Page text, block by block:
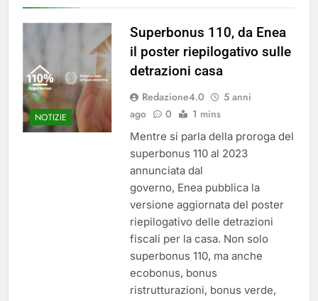
5 Mesi Ago
⚠️ Emergenza Acqua a
Savignano Irpino: Ordinanza n. 7
del 26 Marzo 2026
5 Mesi Ago
Mangiaplastica: Più ricicli, più
risparmi!
10 Mesi Ago
Postamat chiuso di notte a
Savignano: misura anti-rapina
fino alle 8:30
11 Mesi Ago
💡 Savignano 4.0 si rinnova: scopri
la nuova grafica del blog dedicato
al futuro del nostro paese
1 Anno Ago
🌤️ Nuova Webcam Live per il
Meteo a Savignano Irpino!
2 Anni Ago
Test IT-alert l’11 ottobre:
NOTIZIE
Superbonus 110, da Enea
il poster riepilogativo sulle
detrazioni casa
Redazione4.0
5 anni
ago
0 1 mins
Mentre si parla della proroga del
superbonus 110 al 2023
annunciata dal
governo, Enea pubblica la
versione aggiornata del poster
riepilogativo delle detrazioni
fiscali per la casa. Non solo
superbonus 110, ma anche
ecobonus, bonus
ristrutturazioni, bonus verde,